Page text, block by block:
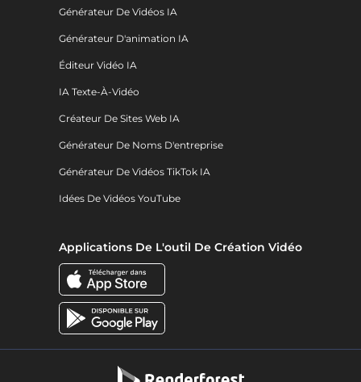
Générateur De Vidéos IA
Générateur D'animation IA
Éditeur Vidéo IA
IA Texte-À-Vidéo
Créateur De Sites Web IA
Générateur De Noms D'entreprise
Générateur De Vidéos TikTok IA
Idées De Vidéos YouTube
Applications De L'outil De Création Vidéo